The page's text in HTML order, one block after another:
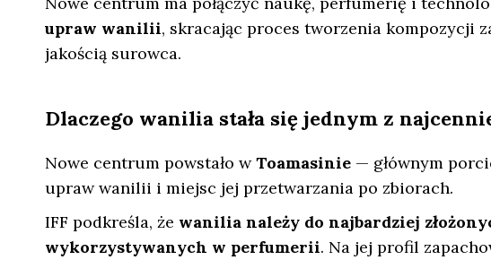
upraw wanilii, skracając proces tworzenia kompozycji
jakością surowca.
Dlaczego wanilia stała się jednym z
Nowe centrum powstało wToamasinie— głównym
upraw wanilii i miejsc jej przetwarzania po zbiorach.
IFF podkreśla, że wanilia należy do najbardziej
wykorzystywanych w perfumerii. Na jej profil